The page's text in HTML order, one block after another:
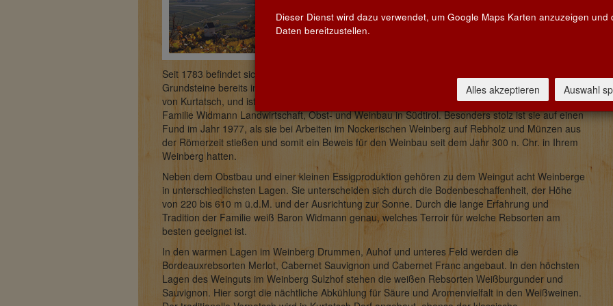
Seit 1783 befindet sich das Weingut Baron Widmann im Familienbesitz. Das Anwesen, dessen
Grundsteine bereits in der Gotik gelegt wurden, befindet sich mit der Eigenbaukellerei inmitten
von Kurtatsch, und ist zugleich auch Wohnsitz der Familie. Seit vielen Generationen betreibt die
Familie Widmann Landwirtschaft, Obst- und Weinbau in Südtirol. Besonders stolz ist sie auf einen
Fund im Jahr 1977, als sie bei Arbeiten im Nockerischen Weinberg auf Rebholz und Münzen aus
der Römerzeit stießen und somit ein Beweis für den Weinbau seit dem Jahr 300 n. Chr. in Ihrem
Weinberg hatten.
Neben dem Obstbau und einer kleinen Essigproduktion gehören zu dem Weingut acht Weinberge
in unterschiedlichsten Lagen. Sie unterscheiden sich durch die Bodenbeschaffenheit, der Höhe
von 220 bis 610 m ü.d.M. und der Ausrichtung zur Sonne. Durch die lange Erfahrung und
Tradition der Familie weiß Baron Widmann genau, welches Terroir für welche Rebsorten am
besten geeignet ist.
In den warmen Lagen im Weinberg Drummen, Auhof und unteres Feld werden die
Bordeauxrebsorten Merlot, Cabernet Sauvignon und Cabernet Franc angebaut. In den höchsten
Lagen des Weinguts im Weinberg Sulzhof stehen die weißen Rebsorten Weißburgunder und
Sauvignon. Hier sorgt die nächtliche Abkühlung für Säure und Aromenvielfalt in den Weißweinen.
Dieser Dienst wird dazu verwendet, um Google Maps Karten anzuzeigen und
Daten bereitzustellen.
Alles akzeptieren Auswahl